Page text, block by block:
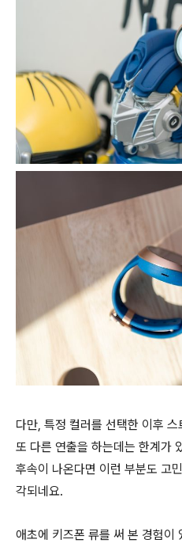
다만, 특정 컬러를 선택한 이후
또 다른 연출을 하는데는 한계가
후속이 나온다면 이런 부분도 고
각되네요.
애초에 키즈폰 류를 써 본 경험이